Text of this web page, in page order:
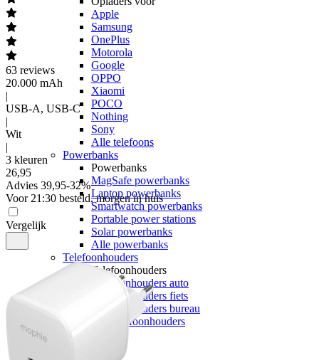
Apple
Samsung
OnePlus
Motorola
Google
OPPO
Xiaomi
POCO
Nothing
Sony
Alle telefoons
Powerbanks
Powerbanks
MagSafe powerbanks
Laptop powerbanks
Smartwatch powerbanks
Portable power stations
Solar powerbanks
Alle powerbanks
Telefoonhouders
Telefoonhouders
Telefoonhouders auto
Telefoonhouders fiets
Telefoonhouders bureau
Alle telefoonhouders
63 reviews
20.000 mAh
|
USB-A, USB-C
|
Wit
|
3 kleuren
26,95
Advies 39,95-32%
Voor 21:30 besteld, morgen in huis
Vergelijk